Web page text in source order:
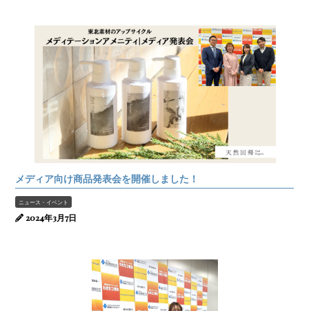
メディア向け商品発表会を開催しました！
ニュース・イベント
2024年3月7日